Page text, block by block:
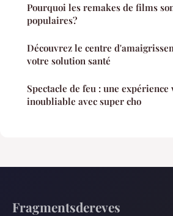
Pourquoi les remakes de films
populaires?
Découvrez le centre
votre solution santé
Spectacle de feu : une expérience
inoubliable avec super cho
Fragmentsdereves